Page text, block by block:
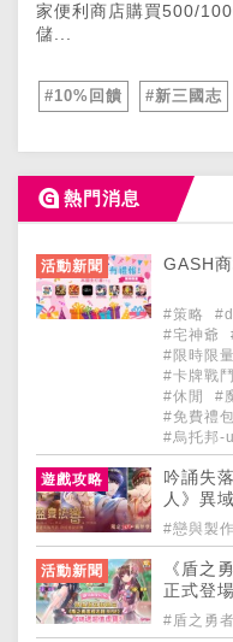
家便利商店購買500/
儲...
#10%回饋 #新三國志
熱門消息
活動新聞 GASH
#策略
#宅神爺
#限時限量
#卡牌戰鬥
#休閒
#
#免費禮包
#烏托邦-
遊戲攻略
吟誦失
人》異
#戀與製
活動新聞
《盾之
正式登
#盾之勇